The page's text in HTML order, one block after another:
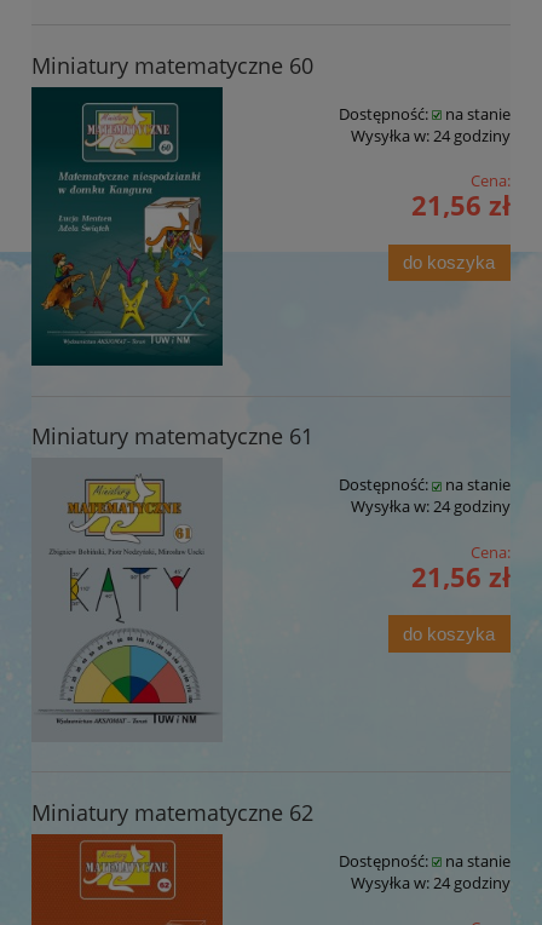
Miniatury matematyczne 60
Dostępność:
na stanie
Wysyłka w:24 godziny
Cena:
21,56 zł
do koszyka
Miniatury matematyczne 61
Dostępność:
na stanie
Wysyłka w:24 godziny
Cena:
21,56 zł
do koszyka
Miniatury matematyczne 62
Dostępność:
na stanie
Wysyłka w:24 godziny